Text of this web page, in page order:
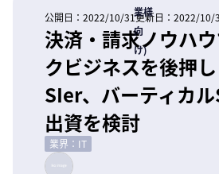
業様
向
け)
公開日： 2022/10/31更新日： 2022/10/
決済・請求ノウハ
クビジネスを後押
SIer、バーティカ
出資を検討
業界：IT